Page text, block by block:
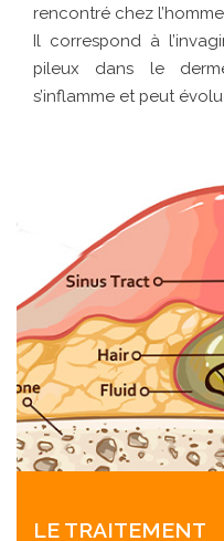
rencontré chez
Il correspond à
pileux dans le
s’inflamme et peut
LE TRAITEMENT